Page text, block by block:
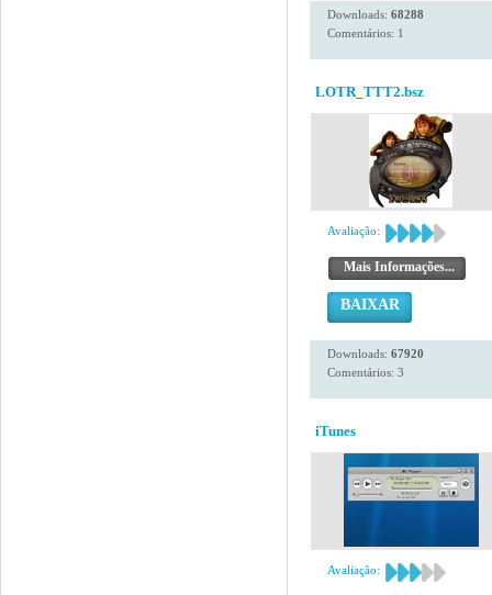
Downloads: 68288
Comentários: 1
LOTR_TTT2.bsz
Avaliação:
Mais Informações...
BAIXAR
Downloads: 67920
Comentários: 3
iTunes
Avaliação: